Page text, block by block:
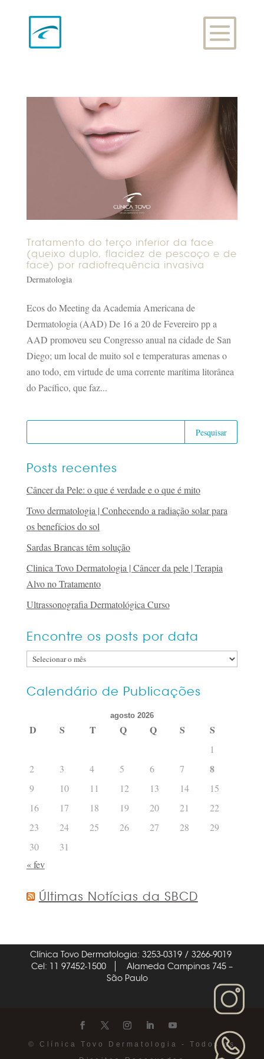
Tratamento do terço inferior da face
(queixo duplo, flacidez de pescoço e de
face) por radiofrequência invasiva
Dermatologia
Ecos do Meeting da Academia Americana de
Dermatologia (AAD) De 16 a 20 de Fevereiro pp a
AAD promoveu seu Congresso anual na cidade de San
Diego; um local de muito sol e temperaturas amenas o
ano todo, em virtude de uma corrente marítima litorânea
do Pacífico, que faz...
Posts recentes
Câncer da Pele: o que é verdade e o que é mito
Tovo dermatologia | Conhecendo a radiação solar para
os benefícios do sol
Sardas Brancas têm solução
Clinica Tovo Dermatologia | Câncer da pele | Terapia
Alvo no Tratamento
Ultrassonografia Dermatológica Curso
Encontre os posts por data
Encontre
posts
Calendário de Publicações
agosto 2026
D S T Q Q S S
1
2
3 4 5 6 7 8
9 10 11 12 13 14
15
16
17 18 19 20 21
22
23
24 25 26 27 28
29
30
31
« fev
Últimas Notícias da SBCD
Clínica Tovo Dermatologia: 3253-0319 / 3266-9019
Cel: 11 97452-1500
Alameda Campinas 745 –
São Paulo
© Clínica Tovo Dermatologia - Todos os